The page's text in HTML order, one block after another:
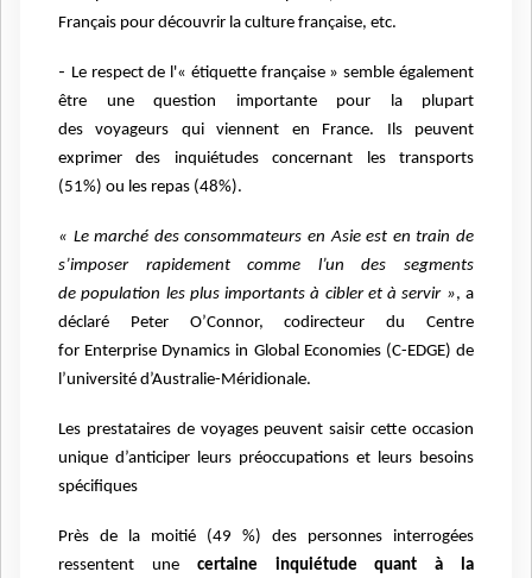
Français pour découvrir la culture française, etc.
- Le respect de l'« étiquette française » semble également
être une question importante pour la plupart
desvoyageurs qui viennent en France. Ils peuvent
exprimer des inquiétudes concernant les transports
(51%) ou les repas (48%).
« Le marché des consommateurs en Asie est en train de
s’imposer rapidement comme l’un des segments
depopulation les plus importants à cibler et à servir », a
déclaré Peter O’Connor, codirecteur du Centre
for Enterprise Dynamics in Global Economies (C-EDGE) de
l’université d’Australie-Méridionale.
Les prestataires de voyages peuvent saisir cette occasion
unique d’anticiper leurs préoccupations et leurs besoins
spécifiques
Près de la moitié (49 %) des personnes interrogées
ressentent unecertaine inquiétude quant à la